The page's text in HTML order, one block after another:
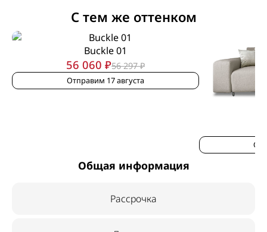
С тем же оттенком
Buckle 01
56 060 ₽56 297 ₽
Отправим 17 августа
Общая информация
Рассрочка